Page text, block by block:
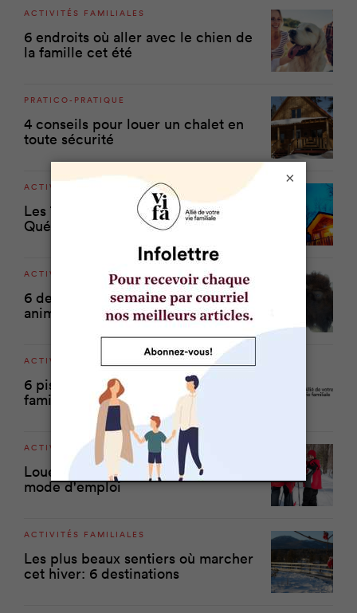
ACTIVITÉS FAMILIALES
6 endroits où aller avec le chien de
la famille cet été
PRATICO-PRATIQUE
4 conseils pour louer un chalet en
toute sécurité
ACTIVITÉS FAMILIALES
Les 7 plus beaux chalets à louer au
Québec cet hiver
ACTIVITÉS FAMILIALES
6 destinations pour côtoyer les
animaux en hiver
ACTIVITÉS FAMILIALES
6 pistes cyclables à découvrir en
famille
ACTIVITÉS FAMILIALES
Louer un chalet pour la relâche:
mode d'emploi
ACTIVITÉS FAMILIALES
Les plus beaux sentiers où marcher
cet hiver: 6 destinations
×